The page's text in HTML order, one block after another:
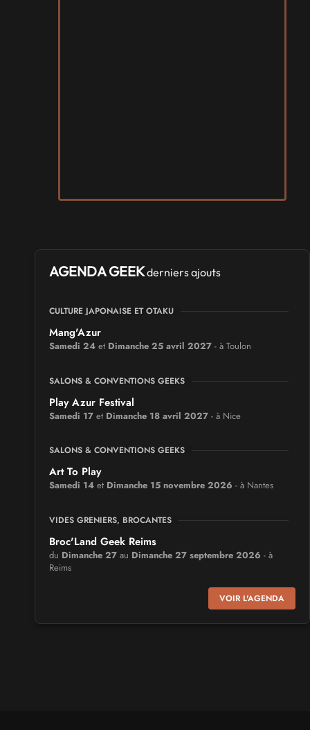
AGENDA GEEKderniers ajouts
CULTURE JAPONAISE ET OTAKU
Mang'Azur
Samedi 24 et Dimanche 25 avril 2027 - à Toulon
SALONS & CONVENTIONS GEEKS
Play Azur Festival
Samedi 17 et Dimanche 18 avril 2027 - à Nice
SALONS & CONVENTIONS GEEKS
Art To Play
Samedi 14 et Dimanche 15 novembre 2026 - à Nantes
VIDES GRENIERS, BROCANTES
Broc'Land Geek Reims
du Dimanche 27 au Dimanche 27 septembre 2026 - à
Reims
MangAnime
VOIR L'AGENDA